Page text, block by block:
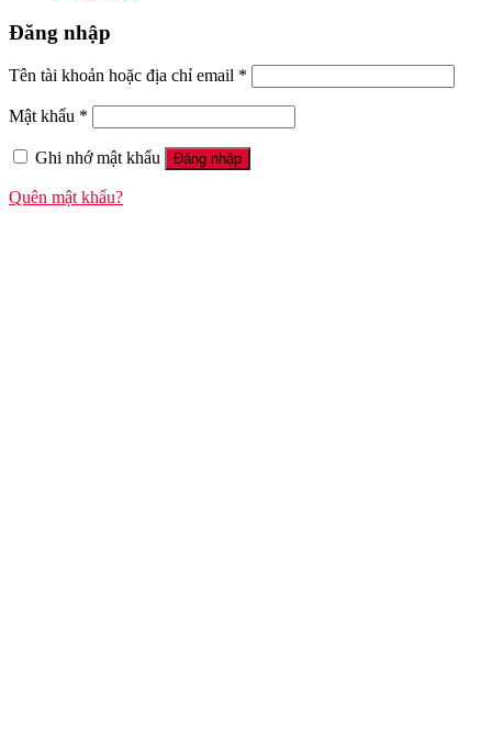
Đăng nhập
Tên tài khoản hoặc địa chỉ email *
Mật khẩu *
Ghi nhớ mật khẩu Đăng nhập
Quên mật khẩu?